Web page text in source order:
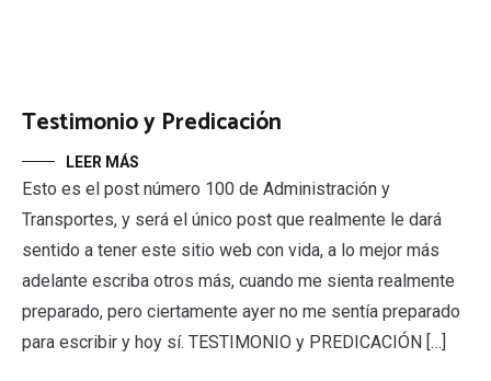
Testimonio y Predicación
LEER MÁS
Esto es el post número 100 de Administración y
Transportes, y será el único post que realmente le dará
sentido a tener este sitio web con vida, a lo mejor más
adelante escriba otros más, cuando me sienta realmente
preparado, pero ciertamente ayer no me sentía preparado
para escribir y hoy sí. TESTIMONIO y PREDICACIÓN […]